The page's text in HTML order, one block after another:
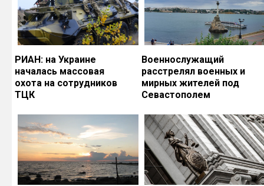
РИАН: на Украине
началась массовая
охота на сотрудников
ТЦК
Военнослужащий
расстрелял военных и
мирных жителей под
Севастополем